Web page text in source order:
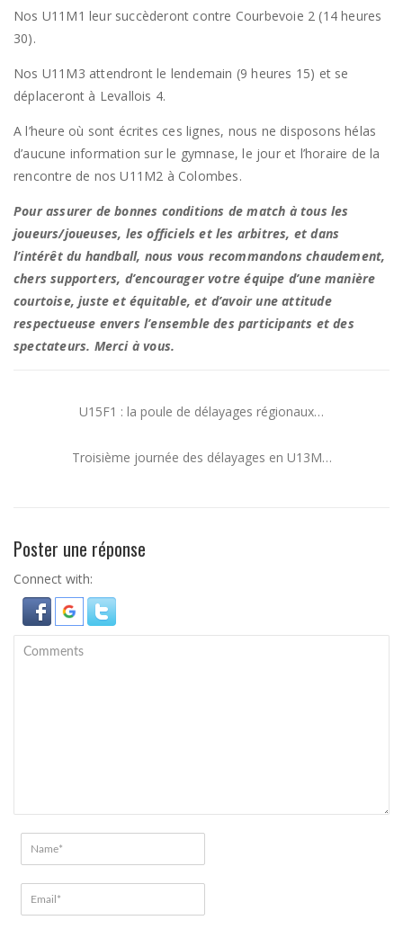
Nos U11M1 leur succèderont contre Courbevoie 2 (14 heures
30).
Nos U11M3 attendront le lendemain (9 heures 15) et se
déplaceront à Levallois 4.
A l’heure où sont écrites ces lignes, nous ne disposons hélas
d’aucune information sur le gymnase, le jour et l’horaire de la
rencontre de nos U11M2 à Colombes.
Pour assurer de bonnes conditions de match à tous les
joueurs/joueuses, les officiels et les arbitres, et dans
l’intérêt du handball, nous vous recommandons chaudement,
chers supporters, d’encourager votre équipe d’une manière
courtoise, juste et équitable, et d’avoir une attitude
respectueuse envers l’ensemble des participants et des
spectateurs. Merci à vous.
U15F1 : la poule de délayages régionaux…
Troisième journée des délayages en U13M…
Poster une réponse
Connect with: